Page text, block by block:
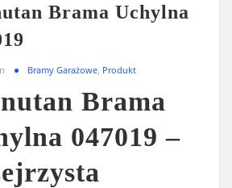
Brama Uchylna
Bramy Garażowe, Produkt
Brama
047019 –